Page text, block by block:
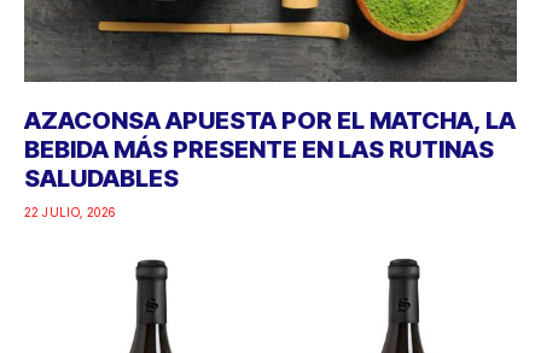
AZACONSA APUESTA POR EL MATCHA, LA
BEBIDA MÁS PRESENTE EN LAS RUTINAS
SALUDABLES
22 JULIO, 2026